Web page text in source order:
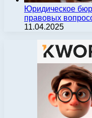
Юридическое
правовых
11.04.2025